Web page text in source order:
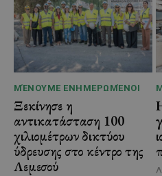
ΜΈΝΟΥΜΕ ΕΝΗΜΕΡΩΜΈΝΟΙ
Ξεκίνησε η
αντικατάσταση 100
χιλιομέτρων δικτύου
ύδρευσης στο κέντρο της
Λεμεσού